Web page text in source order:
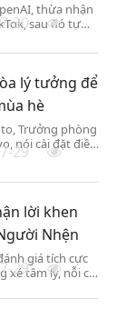
thừa nhận
sau đó tự
30
lý tưởng để
hè
Trưởng phòng
nói cài đặt điều
đêm giúp dung
hiệu quả.
29
lời khen
Nhện
giá tích cực
xé tâm lý, nỗi cô
29